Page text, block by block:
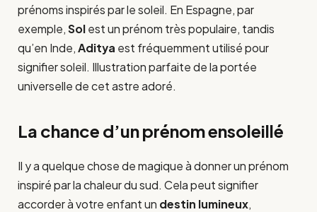
prénoms inspirés par le soleil. En Espagne, par
exemple,Solest un prénom très populaire, tandis
qu’en Inde,Aditya est fréquemment utilisé pour
signifier soleil. Illustration parfaite de la portée
universelle de cet astre adoré.
La chance d’un prénom ensoleillé
Il y a quelque chose de magique à donner un prénom
inspiré par la chaleur du sud. Cela peut signifier
accorder à votre enfant un destin lumineux,